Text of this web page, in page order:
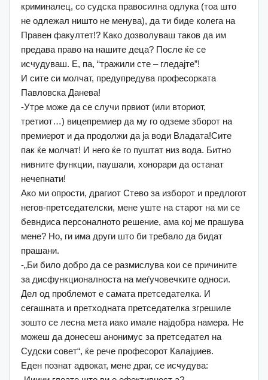
криминалец, со судска правосилна одлука (тоа што
не одлежал ништо не менува), да ти биде колега на
Правен факултет!? Како дозволуваш таков да им
предава право на нашите деца? После ќе се
исчудуваш. Е, па, “тражили сте – гледајте”!
И сите си молчат, предупредува професорката
Павловска Данева!
-Утре може да се случи првиот (или вториот,
третиот…) вицепремиер да му го одземе зборот на
премиерот и да продолжи да ја води Владата!Сите
пак ќе молчат! И него ќе го пуштат низ вода. Битно
нивните функции, паушали, хонорари да останат
нечепнати!
Ако ми опрости, драгиот Стево за изборот и предлогот
негов-претседателски, мене уште на старот на ми се
бевндиса персоналното решение, ама кој ме прашува
мене? Но, ги има други што би требало да бидат
прашани.
-„Би било добро да се размислува кои се причините
за дисфункционалноста на меѓучовечките односи.
Дел од проблемот е самата претседателка. И
сегашната и претходната претседателка згрешиле
зошто се лесна мета иако имале најдобра намера. Не
можеш да донесеш анонимус за претседател на
Судски совет“, ќе рече професорот Калајџиев.
Еден познат адвокат, мене драг, се исчудува: